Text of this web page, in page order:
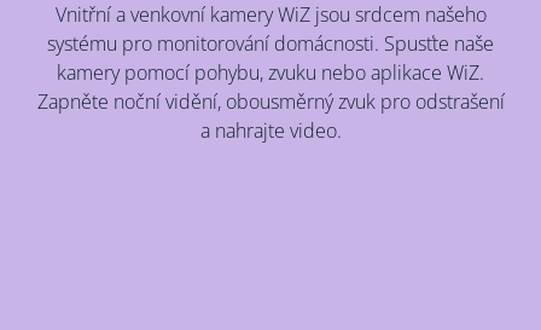
Vnitřní a venkovní kamery WiZ jsou srdcem našeho
systému pro monitorování domácnosti. Spusťte naše
kamery pomocí pohybu, zvuku nebo aplikace WiZ.
Zapněte noční vidění, obousměrný zvuk pro odstrašení
a nahrajte video.